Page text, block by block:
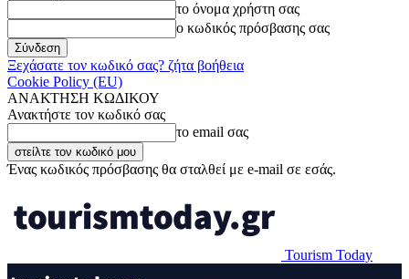
το όνομα χρήστη σας
ο κωδικός πρόσβασης σας
Ξεχάσατε τον κωδικό σας? ζήτα βοήθεια
Cookie Policy (EU)
ΑΝΑΚΤΗΣΗ ΚΩΔΙΚΟΥ
Ανακτήστε τον κωδικό σας
το email σας
Ένας κωδικός πρόσβασης θα σταλθεί με e-mail σε εσάς.
Tourism Today